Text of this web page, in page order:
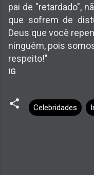
pai de "retardado",
que sofrem de
Deus que você
ninguém, pois
respeito!"
IG
Celebridades